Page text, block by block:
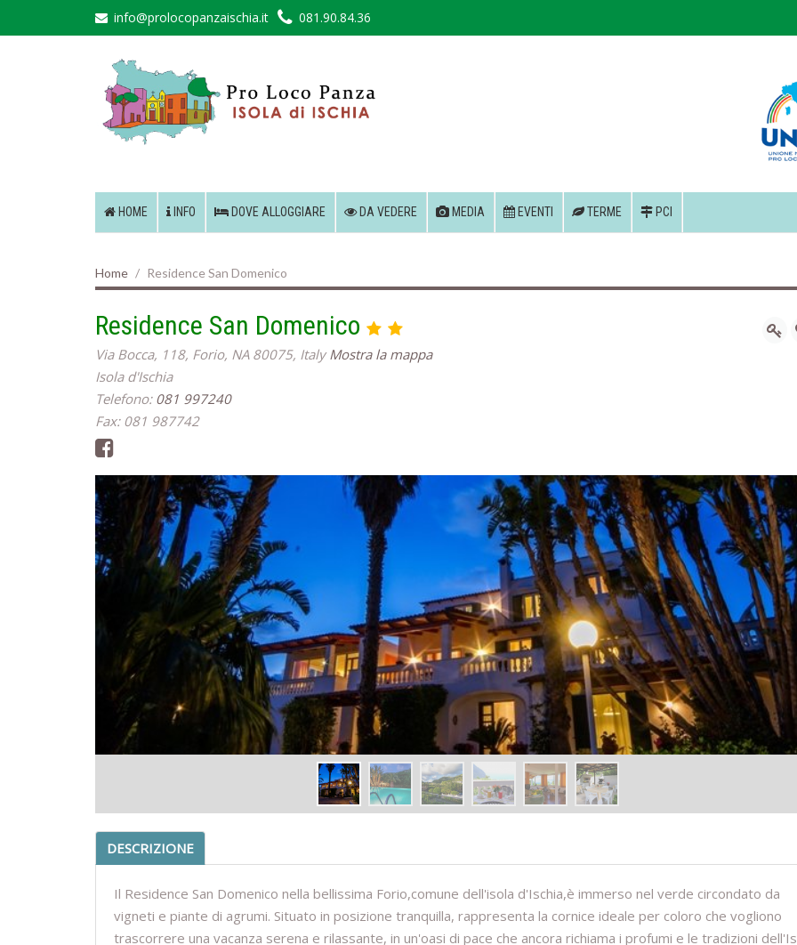
info@prolocopanzaischia.it 081.90.84.36
HOME INFO DOVE ALLOGGIARE DA VEDERE MEDIA EVENTI TERME PCI
Home Residence San Domenico
Residence San Domenico
Via Bocca, 118, Forio, NA 80075, Italy Mostra la mappa
Isola d'Ischia
Telefono: 081 997240
Fax: 081 987742
DESCRIZIONE
Il Residence San Domenico nella bellissima Forio,comune dell'isola d'Ischia,è immerso nel verde circondato da
vigneti e piante di agrumi. Situato in posizione tranquilla, rappresenta la cornice ideale per coloro che vogliono
trascorrere una vacanza serena e rilassante, in un'oasi di pace che ancora richiama i profumi e le tradizioni